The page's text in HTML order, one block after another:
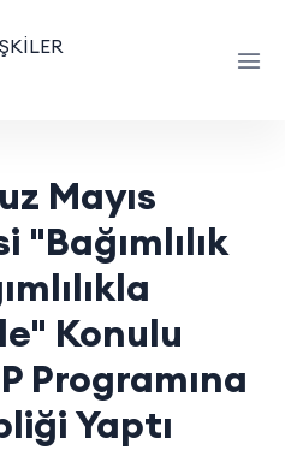
Mayıs
"Bağımlılık
Konulu
Programına
Yaptı